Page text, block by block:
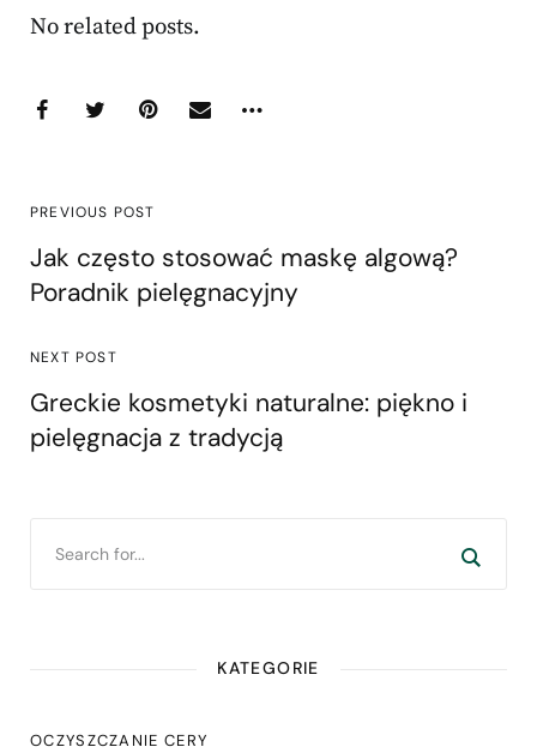
No related posts.
PREVIOUS POST
Jak często stosować maskę algową?
Poradnik pielęgnacyjny
NEXT POST
Greckie kosmetyki naturalne: piękno i
pielęgnacja z tradycją
KATEGORIE
OCZYSZCZANIE CERY